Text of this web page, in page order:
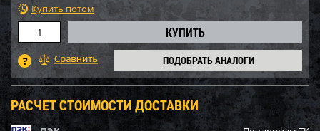
Купить потом
ПОДОБРАТЬ АНАЛОГИ
РАСЧЕТ СТОИМОСТИ ДОСТАВКИ